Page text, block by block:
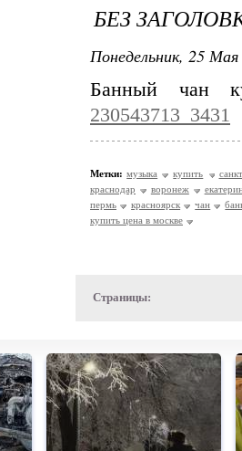
БЕЗ
Понедельник, 25
Банный чан
230543713_3431
Метки: музыка купить
краснодар
воронеж
пермь
красноярск чан
купить цена в москве
Страницы: